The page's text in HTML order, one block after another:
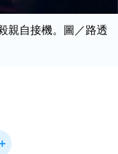
親自接機。圖／路透